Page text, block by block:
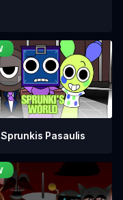
Sprunkis Pasaulis